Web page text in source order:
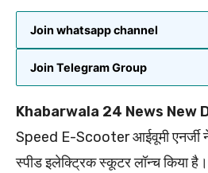
Join whatsapp channel
Join Telegram Group
Khabarwala 24 News New
Speed E-Scooter आईवूमी एनर्जी
स्पीड इलेक्ट्रिक स्कूटर लॉन्च किया